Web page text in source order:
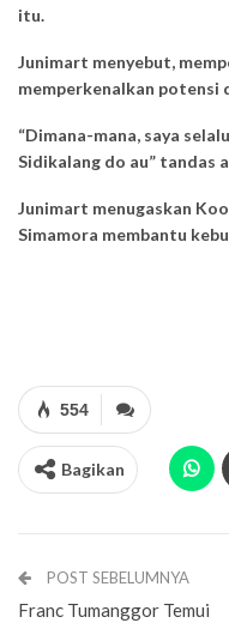
itu.
Junimart menyebut,
memperkenalkan potensi
“Dimana-mana, saya
Sidikalang do au” tandas
Junimart menugaskan
Simamora membantu
554
Bagikan
POST SEBELUMNYA
Franc Tumanggor Temui